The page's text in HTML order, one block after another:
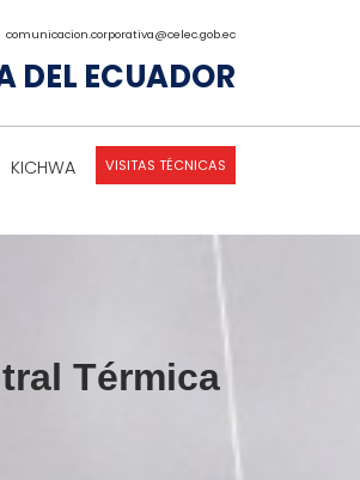
comunicacion.corporativa@celec.gob.ec
DEL ECUADOR
KICHWA VISITAS TÉCNICAS
Térmica